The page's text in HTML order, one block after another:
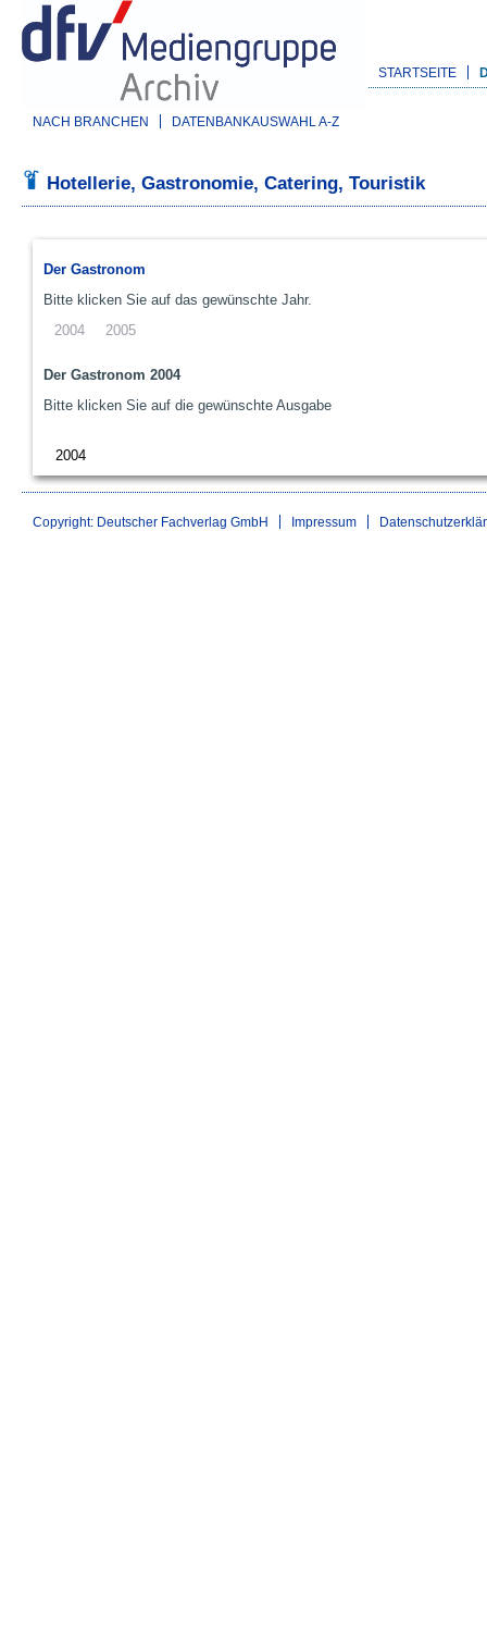
STARTSEITE
NACH BRANCHEN DATENBANKAUSWAHL A-Z
Hotellerie, Gastronomie, Catering, Touristik
Der Gastronom
Bitte klicken Sie auf das gewünschte Jahr.
2004
2005
Der Gastronom 2004
Bitte klicken Sie auf die gewünschte Ausgabe
2004
Copyright: Deutscher Fachverlag GmbH Impressum